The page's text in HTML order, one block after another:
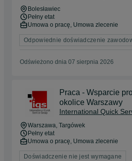
Bolesławiec
Pełny etat
Umowa o pracę, Umowa zlecenie
Odpowiednie doświadczenie
Odświeżono dnia 07 sierpnia 2026
Praca - Wsparcie
okolice Warszawy
International Quick
Warszawa, Targówek
Pełny etat
Umowa o pracę, Umowa zlecenie
Doświadczenie nie jest wymagane